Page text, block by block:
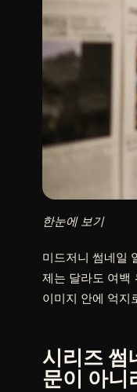
한눈에 보기
미드저니 썸네일
제는 달라도 여백
이미지 안에 억지
시리즈 썸
문이 아니